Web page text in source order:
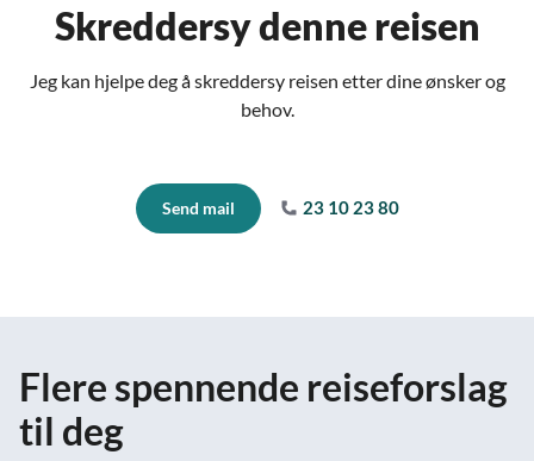
Skreddersy denne reisen
Jeg kan hjelpe deg å skreddersy reisen etter dine ønsker og
behov.
Send mail 23 10 23 80
Flere spennende reiseforslag
til deg